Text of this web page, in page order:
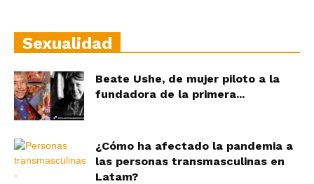
Sexualidad
Beate Ushe, de mujer piloto a la
fundadora de la primera...
¿Cómo ha afectado la pandemia a
las personas transmasculinas en
Latam?